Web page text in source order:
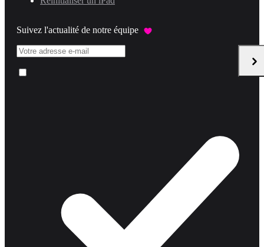
Suivez l'actualité de notre équipe